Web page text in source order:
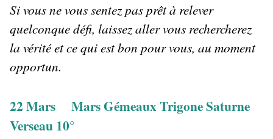
Si vous ne vous sentez pas prêt à relever
quelconque défi, laissez aller vous rechercherez
la vérité et ce qui est bon pour vous, au moment
opportun.
22 Mars Mars Gémeaux Trigone Saturne
Verseau 10°